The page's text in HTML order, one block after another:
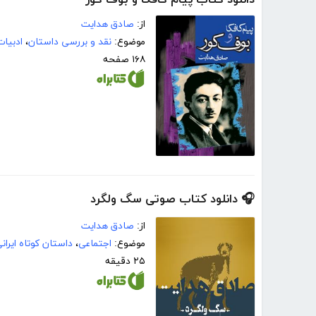
از: صادق هدایت
موضوع: نقد و بررسی داستان،
۱۶۸ صفحه
🎧 دانلود کتاب صوتی سگ ولگرد
از: صادق هدایت
موضوع: اجتماعی، داستان کوتاه
۲۵ دقیقه